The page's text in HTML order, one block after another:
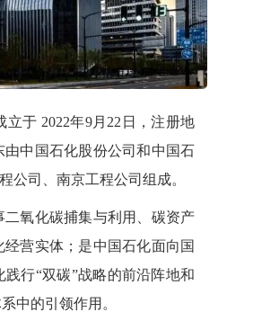
于 2022年9月22日，注册地
中国石化股份公司和中国石
公司、南京工程公司组成。
氧化碳捕集与利用、碳资产
营实体；是中国石化面向国
行“双碳”战略的前沿阵地和
中的引领作用。